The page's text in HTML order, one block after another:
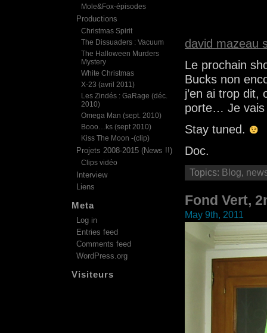
david mazeau
Le prochain
Bucks non
j’en ai trop dit,
porte… Je
Stay tuned.
Doc.
Topics: Blog,
Fond Vert,
May 9th, 2011
Mole&Fox-épisodes
Productions
Christmas Spirit
The Dissuaders : Vacuum
The Halloween Murders
Mystery
White Christmas
X-23 (avril 2011)
Les Zindés : GaRage (déc.
2010)
Omega Man (sept. 2010)
Booo…ks (sept 2010)
Kiss The Moon -(clip)
Projets 2008-2015 (News !!)
Clips vidéo
Interview
Liens
Meta
Log in
Entries feed
Comments feed
WordPress.org
Visiteurs